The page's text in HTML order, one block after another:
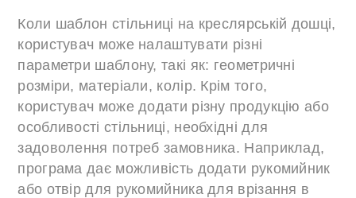
Коли шаблон стільниці на креслярській дошці,
користувач може налаштувати різні
параметри шаблону, такі як: геометричні
розміри, матеріали, колір. Крім того,
користувач може додати різну продукцію або
особливості стільниці, необхідні для
задоволення потреб замовника. Наприклад,
програма дає можливість додати рукомийник
або отвір для рукомийника для врізання в